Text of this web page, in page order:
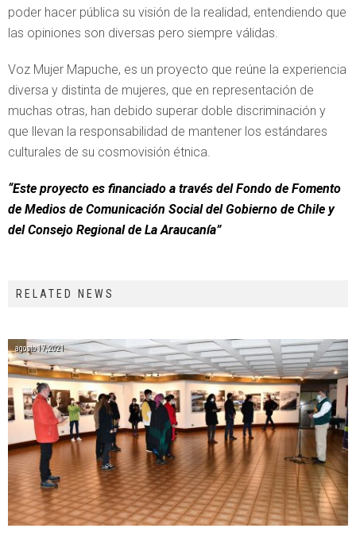
poder hacer pública su visión de la realidad, entendiendo que
las opiniones son diversas pero siempre válidas.
Voz Mujer Mapuche, es un proyecto que reúne la experiencia
diversa y distinta de mujeres, que en representación de
muchas otras, han debido superar doble discriminación y
que llevan la responsabilidad de mantener los estándares
culturales de su cosmovisión étnica.
“Este proyecto es financiado a través del Fondo de Fomento
de Medios de Comunicación Social del Gobierno de Chile y
del Consejo Regional de La Araucanía”
RELATED NEWS
agosto 17, 2021